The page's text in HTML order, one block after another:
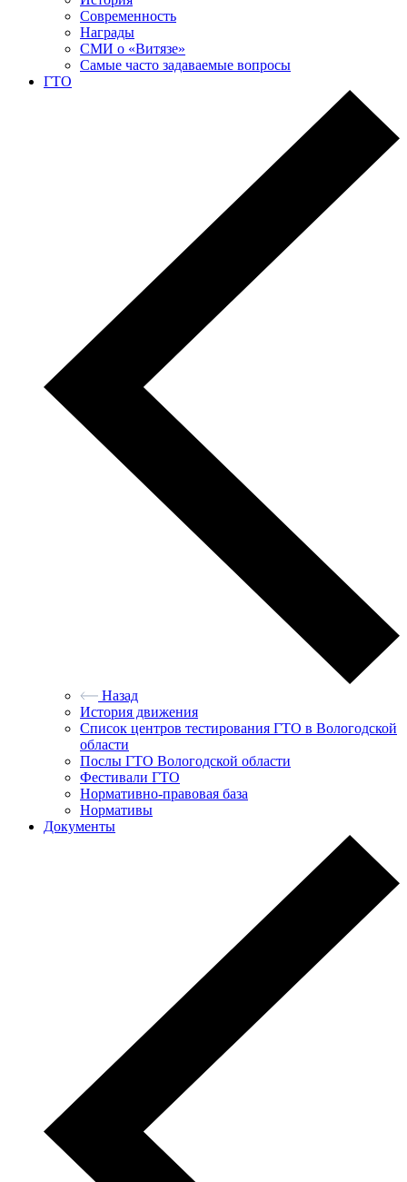
Современность
Награды
СМИ о «Витязе»
Самые часто задаваемые вопросы
ГТО
Назад
История движения
Список центров тестирования ГТО в Вологодской
области
Послы ГТО Вологодской области
Фестивали ГТО
Нормативно-правовая база
Нормативы
Документы